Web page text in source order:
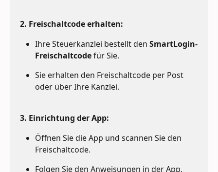
2. Freischaltcode erhalten:
Ihre Steuerkanzlei bestellt den SmartLogin-
Freischaltcode für Sie.
Sie erhalten den Freischaltcode per Post
oder über Ihre Kanzlei.
3. Einrichtung der App:
Öffnen Sie die App und scannen Sie den
Freischaltcode.
Folgen Sie den Anweisungen in der App,